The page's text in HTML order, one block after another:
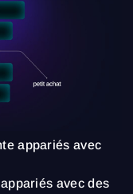
appariés avec
avec des